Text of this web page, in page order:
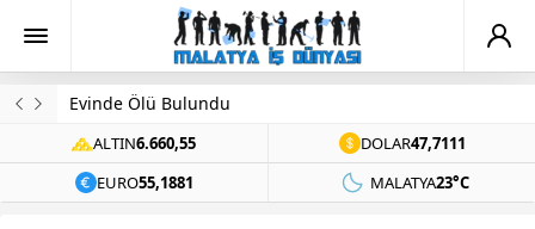
Evinde Ölü Bulundu
ALTIN6.660,55 DOLAR47,7111
EURO55,1881 MALATYA23°C